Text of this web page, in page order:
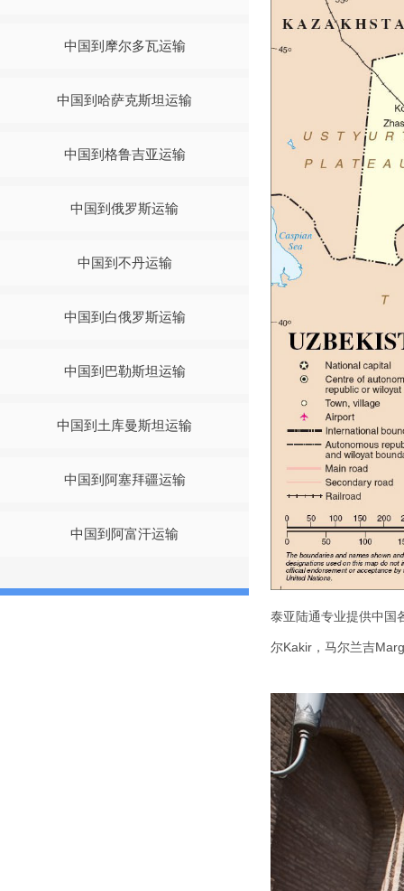
中国到摩尔多瓦运输
中国到哈萨克斯坦运输
中国到格鲁吉亚运输
中国到俄罗斯运输
中国到不丹运输
中国到白俄罗斯运输
中国到巴勒斯坦运输
中国到土库曼斯坦运输
中国到阿塞拜疆运输
中国到阿富汗运输
泰亚陆通专业提供中国
尔Kakir，马尔兰吉